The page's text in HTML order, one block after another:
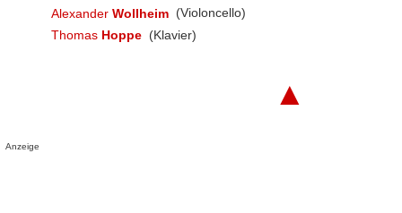
Alexander Wollheim (Violoncello)
Thomas Hoppe (Klavier)
▲
Anzeige